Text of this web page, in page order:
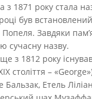
з 1871 року стала
був
Завдяки
сучасну назву.
з 1812 року
століття –
Етель